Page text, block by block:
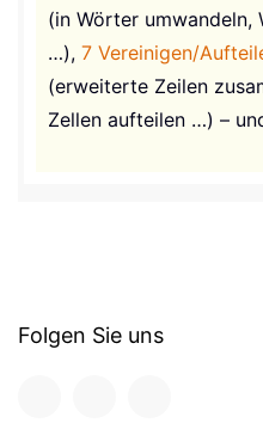
(in Wörter umwandeln,
…), 7 Vereinigen/
(erweiterte Zeilen
Zellen aufteilen …) –
Folgen Sie uns